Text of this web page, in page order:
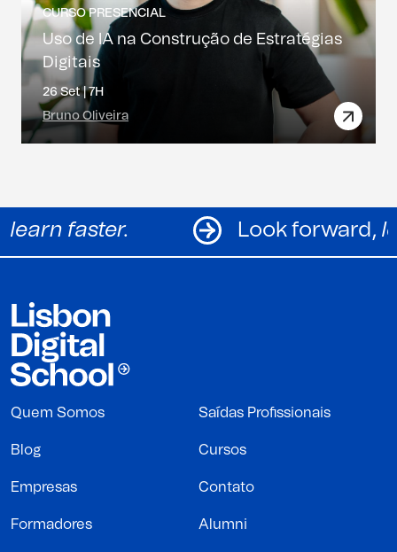
CURSO PRESENCIAL
Uso de IA na Construção de Estratégias
Digitais
26 Set |7H
Bruno Oliveira
forward, learn faster.
Quem Somos Saídas Profissionais
Blog Cursos
Empresas Contato
Formadores Alumni